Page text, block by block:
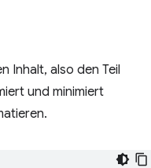
Inhalt, also den Teil
und minimiert